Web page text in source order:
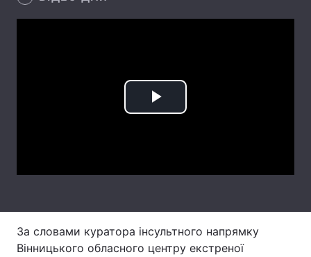
Play
За словами куратора інсультного напрямку
Вінницького обласного центру екстреної